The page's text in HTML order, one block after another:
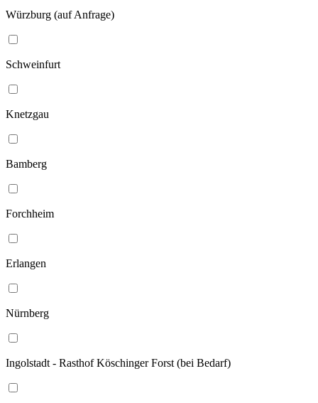
Würzburg (auf Anfrage)
Schweinfurt
Knetzgau
Bamberg
Forchheim
Erlangen
Nürnberg
Ingolstadt - Rasthof Köschinger Forst (bei Bedarf)